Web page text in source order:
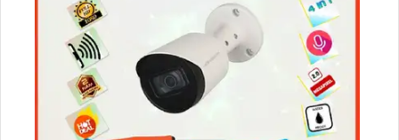
thống khác nhau. Bên cạnh đó, thiết bị còn tích hợp
khả năng công nghệ AI giúp nâng cao khả năng
giám sát và phân tích dữ liệu.